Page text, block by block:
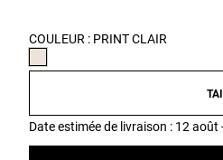
COULEUR : PRINT CLAIR
Date estimée de livraison : 12 août